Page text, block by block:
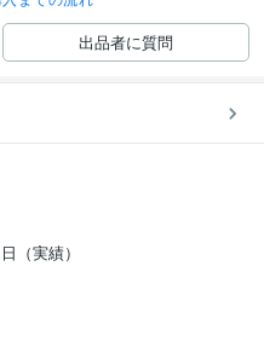
出品者に質問
（実績）